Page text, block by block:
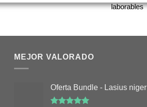
laborables
MEJOR VALORADO
Oferta Bundle - Lasius niger